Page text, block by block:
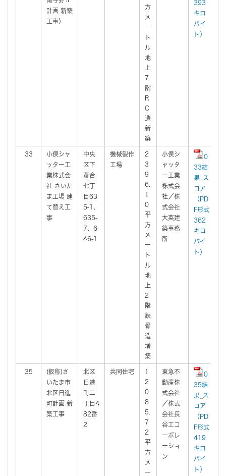
計画 新築
工事）
方
メ
ー
ト
ル
地
上
7
階
R
C
造
新
築
393
キロ
バイ
ト）
33
小俣シャ
ッター工
業株式会
社 さいた
ま工場 建
て替え工
事
中央
区下
落合
七丁
目63
5-1、
635-
7、6
46-1
機械製作
工場
2
3
9
6.
1
0
平
方
メ
ー
ト
ル
地
上
2
階
鉄
骨
造
増
築
小俣シ
ャッタ
ー工業
株式会
社／株
式会社
大英建
築事務
所
0
33結
果_ス
コア
（PD
F形式
362
キロ
バイ
ト）
35
(仮称)さ
いたま市
北区日進
町計画 新
築工事
北区
日進
町二
丁目4
82番
2
共同住宅
1
2
0
8
5.
7
2
平
方
メ
ー
東急不
動産株
式会社
／株式
会社長
谷工コ
ーポレ
ーショ
ン
0
35結
果_ス
コア
（PD
F形式
419
キロ
バイ
ト）